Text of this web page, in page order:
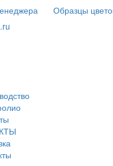
Образцы